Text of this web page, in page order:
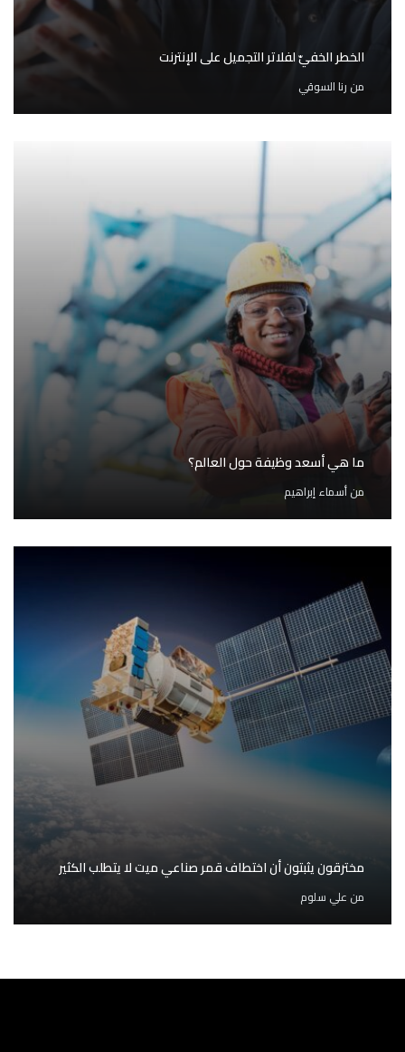
الخطر الخفيّ لفلاتر التجميل على الإنترنت
من رنا السوقي
ما هي أسعد وظيفة حول العالم؟
منأسماء إبراهيم
مخترقون يثبتون أن اختطاف قمر صناعي ميت لا يتطلب الكثير
من علي سلوم